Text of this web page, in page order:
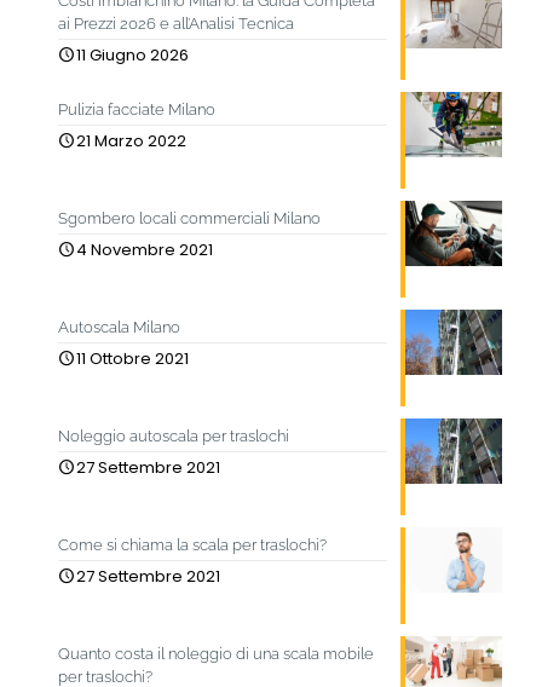
ai Prezzi 2026 e all’Analisi Tecnica
11 Giugno 2026
Pulizia facciate Milano
21 Marzo 2022
Sgombero locali commerciali Milano
4 Novembre 2021
Autoscala Milano
11 Ottobre 2021
Noleggio autoscala per traslochi
27 Settembre 2021
Come si chiama la scala per traslochi?
27 Settembre 2021
Quanto costa il noleggio di una scala mobile
per traslochi?